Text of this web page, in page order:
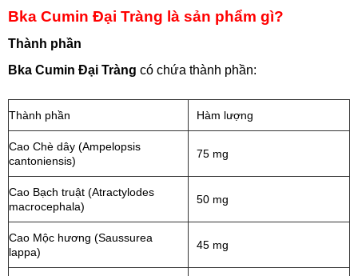
Bka Cumin Đại Tràng là sản phẩm gì?
Thành phần
Bka Cumin Đại Tràng có chứa thành phần:
Thành phần Hàm lượng
Cao Chè dây (Ampelopsis
cantoniensis)
75 mg
Cao Bạch truật (Atractylodes
macrocephala)
50 mg
Cao Mộc hương (Saussurea
lappa)
45 mg